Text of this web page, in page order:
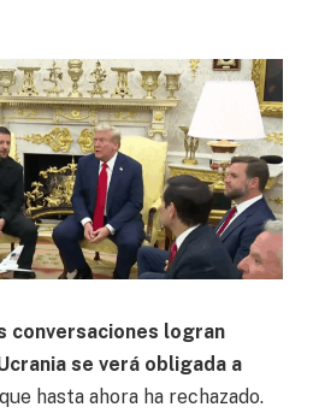
conversaciones logran
se verá obligada a
que hasta ahora ha rechazado.